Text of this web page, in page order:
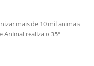
Animal realiza o 35º